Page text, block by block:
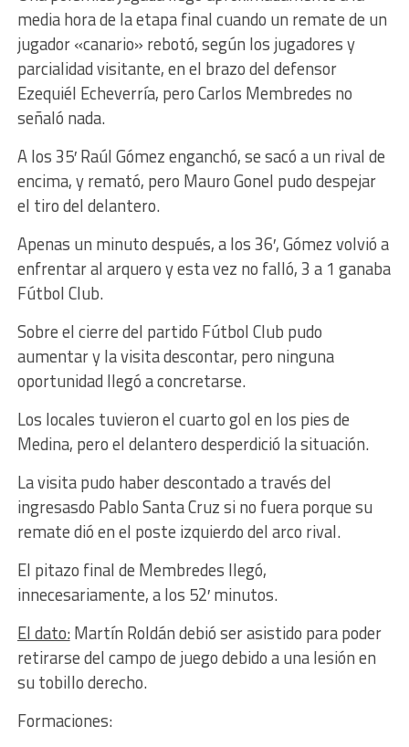
media hora de la etapa final cuando un remate de un
jugador «canario» rebotó, según los jugadores y
parcialidad visitante, en el brazo del defensor
Ezequiél Echeverría, pero Carlos Membredes no
señaló nada.
A los 35′ Raúl Gómez enganchó, se sacó a un rival de
encima, y remató, pero Mauro Gonel pudo despejar
el tiro del delantero.
Apenas un minuto después, a los 36′, Gómez volvió a
enfrentar al arquero y esta vez no falló, 3 a 1 ganaba
Fútbol Club.
Sobre el cierre del partido Fútbol Club pudo
aumentar y la visita descontar, pero ninguna
oportunidad llegó a concretarse.
Los locales tuvieron el cuarto gol en los pies de
Medina, pero el delantero desperdició la situación.
La visita pudo haber descontado a través del
ingresasdo Pablo Santa Cruz si no fuera porque su
remate dió en el poste izquierdo del arco rival.
El pitazo final de Membredes llegó,
innecesariamente, a los 52′ minutos.
El dato:Martín Roldán debió ser asistido para poder
retirarse del campo de juego debido a una lesión en
su tobillo derecho.
Formaciones: